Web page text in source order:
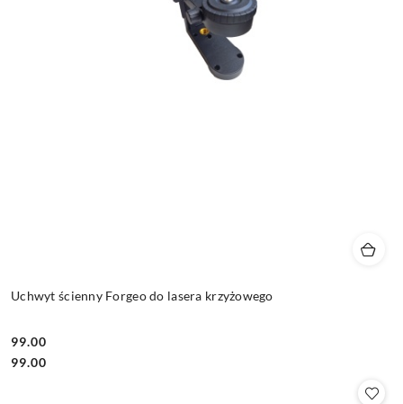
Uchwyt ścienny Forgeo do lasera krzyżowego
Cena:
99.00
Cena:
99.00